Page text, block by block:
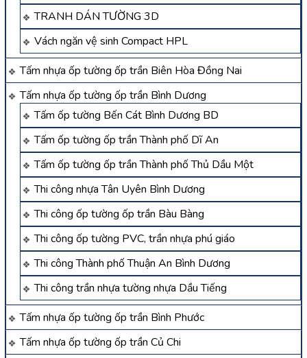
TRANH DÁN TƯỜNG 3D
Vách ngăn vệ sinh Compact HPL
Tấm nhựa ốp tường ốp trần Biên Hòa Đồng Nai
Tấm nhựa ốp tường ốp trần Bình Dương
Tấm ốp tường Bến Cát Bình Dương BD
Tấm ốp tường ốp trần Thành phố Dĩ An
Tấm ốp tường ốp trần Thành phố Thủ Dầu Một
Thi công nhựa Tân Uyên Bình Dương
Thi công ốp tường ốp trần Bàu Bàng
Thi công ốp tường PVC, trần nhựa phú giáo
Thi công Thành phố Thuận An Bình Dương
Thi công trần nhựa tường nhựa Dầu Tiếng
Tấm nhựa ốp tường ốp trần Bình Phước
Tấm nhựa ốp tường ốp trần Củ Chi